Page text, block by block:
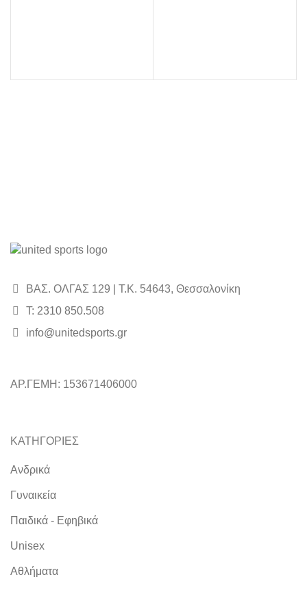
ΒΑΣ. ΟΛΓΑΣ 129 | Τ.Κ. 54643, Θεσσαλονίκη
Τ: 2310 850.508
info@unitedsports.gr
ΑΡ.ΓΕΜΗ: 153671406000
ΚΑΤΗΓΟΡΙΕΣ
Ανδρικά
Γυναικεία
Παιδικά - Εφηβικά
Unisex
Αθλήματα